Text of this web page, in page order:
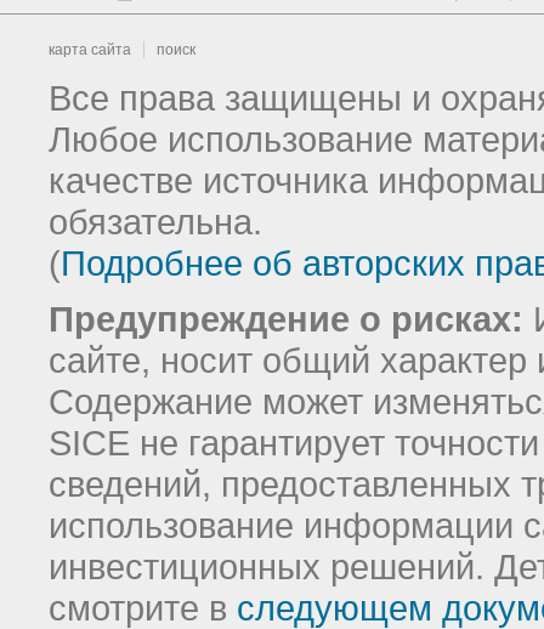
карта сайта поиск
Все права защищены и
Любое использование
качестве источника
обязательна.
(Подробнее об авторских
Предупреждение о рисках:
сайте, носит общий
Содержание может
SICE не гарантирует
сведений, предоставленных
использование информации
инвестиционных решений.
смотрите в следующем